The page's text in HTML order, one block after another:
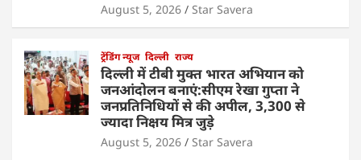
August 5, 2026 Star Savera
ट्रेंडिंग न्यूज दिल्ली राज्य
दिल्ली में टीबी मुक्त भारत अभियान को
जनआंदोलन बनाएं:सीएम रेखा गुप्ता ने
जनप्रतिनिधियों से की अपील, 3,300 से
ज्यादा निक्षय मित्र जुड़े
August 5, 2026 Star Savera